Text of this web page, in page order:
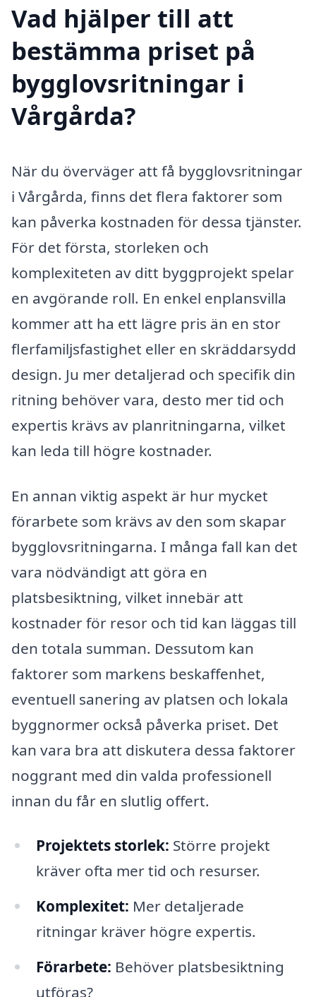
Vad hjälper till att
bestämma priset på
bygglovsritningar i
Vårgårda?
När du överväger att få bygglovsritningar
i Vårgårda, finns det flera faktorer som
kan påverka kostnaden för dessa tjänster.
För det första, storleken och
komplexiteten av ditt byggprojekt spelar
en avgörande roll. En enkel enplansvilla
kommer att ha ett lägre pris än en stor
flerfamiljsfastighet eller en skräddarsydd
design. Ju mer detaljerad och specifik din
ritning behöver vara, desto mer tid och
expertis krävs av planritningarna, vilket
kan leda till högre kostnader.
En annan viktig aspekt är hur mycket
förarbete som krävs av den som skapar
bygglovsritningarna. I många fall kan det
vara nödvändigt att göra en
platsbesiktning, vilket innebär att
kostnader för resor och tid kan läggas till
den totala summan. Dessutom kan
faktorer som markens beskaffenhet,
eventuell sanering av platsen och lokala
byggnormer också påverka priset. Det
kan vara bra att diskutera dessa faktorer
noggrant med din valda professionell
innan du får en slutlig offert.
Projektets storlek: Större projekt
kräver ofta mer tid och resurser.
Komplexitet: Mer detaljerade
ritningar kräver högre expertis.
Förarbete: Behöver platsbesiktning
utföras?